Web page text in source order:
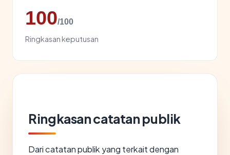
100/100
Ringkasan keputusan
Ringkasan catatan publik
Dari catatan publik yang terkait dengan